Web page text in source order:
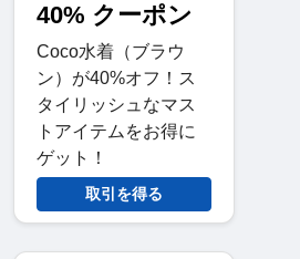
40% クーポン
Coco水着（ブラウ
ン）が40%オフ！ス
タイリッシュなマス
トアイテムをお得に
ゲット！
取引を得る